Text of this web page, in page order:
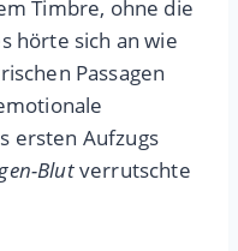
Timbre, ohne die
hörte sich an wie
Passagen
ersten Aufzugs
Blutverrutschte